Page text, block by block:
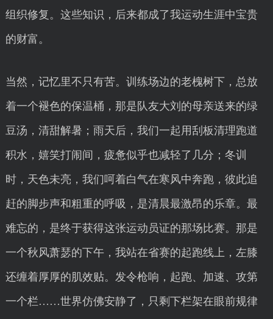
组织修复。这些知识，后来都成了我运动生涯中宝贵
的财富。
当然，记忆里不只有苦。训练场边的老槐树下，总放
着一个褪色的保温桶，那是队友大刘的母亲送来的绿
豆汤，清甜解暑；雨天后，我们一起用刮板清理跑道
积水，嬉笑打闹间，疲惫似乎也减轻了几分；冬训
时，天色未亮，我们呵着白气在寒风中奔跑，彼此追
赶的脚步声和粗重的呼吸，是清晨最激昂的乐章。最
难忘的，是终于获得这张运动员证的那场比赛。那是
一个秋风萧瑟的下午，我站在省赛的起跑线上，左膝
还缠着厚厚的肌效贴。发令枪响，起跑、加速、攻第
一个栏……世界仿佛安静了，只剩下栏架在眼前规律